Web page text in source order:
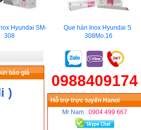
Hyundai SM-
308
Que hàn Inox Hyundai S-
308Mo.16
báo giá
)
0988409174
Hỗ trợ trực tuyến Hanoi
Mr Nam : 0904 499 667